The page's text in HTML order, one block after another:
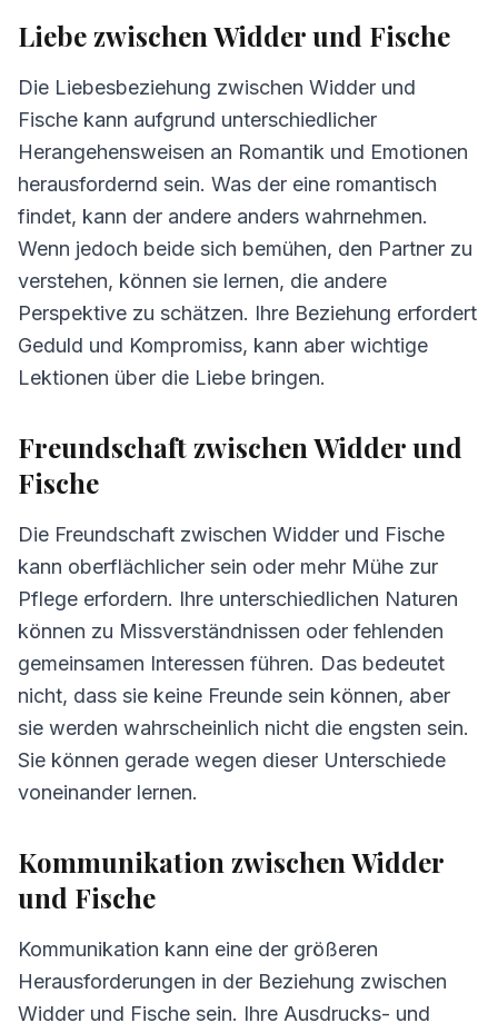
Fische
4. Herausforderungen in der Beziehung
Widder und Fische
5.
Tipps für Widder und Fische
6.
Häufig gestellte Fragen zur Kompatibilität
Liebe zwischen Widder und Fische
Die Liebesbeziehung zwischen Widder und
Fische kann aufgrund unterschiedlicher
Herangehensweisen an Romantik und Emotionen
herausfordernd sein. Was der eine romantisch
findet, kann der andere anders wahrnehmen.
Wenn jedoch beide sich bemühen, den Partner zu
verstehen, können sie lernen, die andere
Perspektive zu schätzen. Ihre Beziehung erfordert
Geduld und Kompromiss, kann aber wichtige
Lektionen über die Liebe bringen.
Freundschaft zwischen Widder und
Fische
Die Freundschaft zwischen Widder und Fische
kann oberflächlicher sein oder mehr Mühe zur
Pflege erfordern. Ihre unterschiedlichen Naturen
können zu Missverständnissen oder fehlenden
gemeinsamen Interessen führen. Das bedeutet
nicht, dass sie keine Freunde sein können, aber
sie werden wahrscheinlich nicht die engsten sein.
Sie können gerade wegen dieser Unterschiede
voneinander lernen.
Kommunikation zwischen Widder
und Fische
Kommunikation kann eine der größeren
Herausforderungen in der Beziehung zwischen
Widder und Fische sein. Ihre Ausdrucks- und